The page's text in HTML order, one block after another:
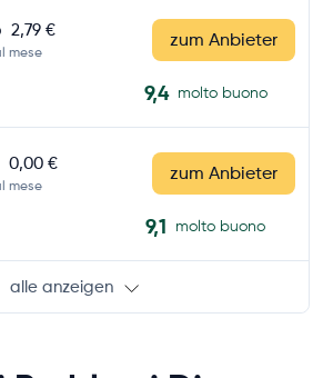
2,79 €
mese
zum Anbieter
9,4 molto buono
0,00 €
mese
zum Anbieter
9,1 molto buono
alle anzeigen